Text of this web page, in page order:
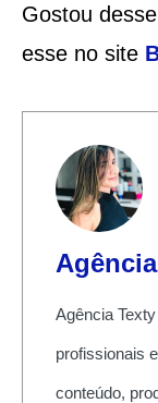
Gostou
esse no site
Agência
profissionais
conteúdo,